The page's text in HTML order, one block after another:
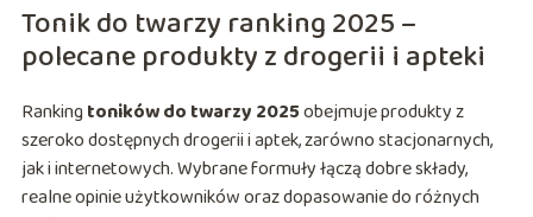
Tonik do twarzy ranking 2025 –
polecane produkty z drogerii i apteki
Rankingtoników do twarzy 2025obejmuje produkty z
szeroko dostępnych drogerii i aptek, zarówno stacjonarnych,
jak i internetowych. Wybrane formuły łączą dobre składy,
realne opinie użytkowników oraz dopasowanie do różnych